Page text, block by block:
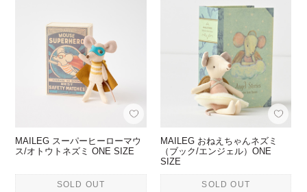
MAILEG スーパーヒーローマウ
ス/オトウトネズミ ONE SIZE
SOLD OUT
MAILEG おねえちゃんネズミ
（ブック/エンジェル）ONE
SIZE
SOLD OUT